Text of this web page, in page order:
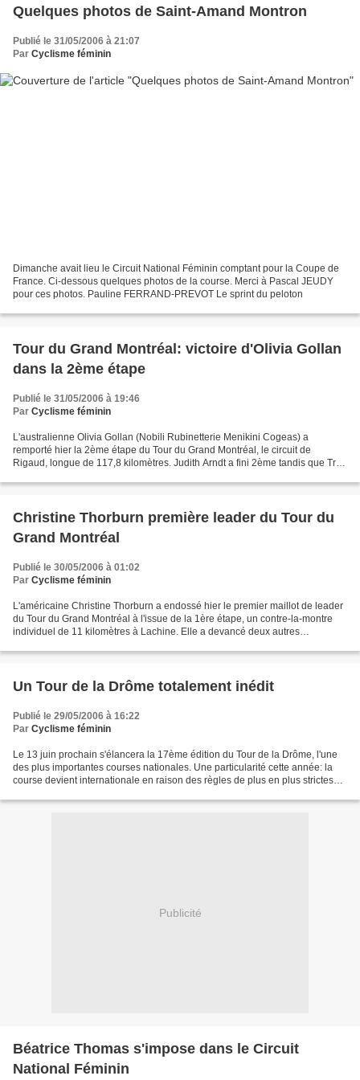
Quelques photos de Saint-Amand Montron
Publié le 31/05/2006 à 21:07
Par Cyclisme féminin
Dimanche avait lieu le Circuit National Féminin comptant pour la Coupe de
France. Ci-dessous quelques photos de la course. Merci à Pascal JEUDY
pour ces photos. Pauline FERRAND-PREVOT Le sprint du peloton
Tour du Grand Montréal: victoire d'Olivia Gollan
dans la 2ème étape
Publié le 31/05/2006 à 19:46
Par Cyclisme féminin
L'australienne Olivia Gollan (Nobili Rubinetterie Menikini Cogeas) a
remporté hier la 2ème étape du Tour du Grand Montréal, le circuit de
Rigaud, longue de 117,8 kilomètres. Judith Arndt a fini 2ème tandis que Trixi
Christine Thorburn première leader du Tour du
Grand Montréal
Publié le 30/05/2006 à 01:02
Par Cyclisme féminin
L'américaine Christine Thorburn a endossé hier le premier maillot de leader
du Tour du Grand Montréal à l'issue de la 1ère étape, un contre-la-montre
individuel de 11 kilomètres à Lachine. Elle a devancé deux autres
Un Tour de la Drôme totalement inédit
Publié le 29/05/2006 à 16:22
Par Cyclisme féminin
Le 13 juin prochain s'élancera la 17ème édition du Tour de la Drôme, l'une
des plus importantes courses nationales. Une particularité cette année: la
course devient internationale en raison des règles de plus en plus strictes
Publicité
Béatrice Thomas s'impose dans le Circuit
National Féminin